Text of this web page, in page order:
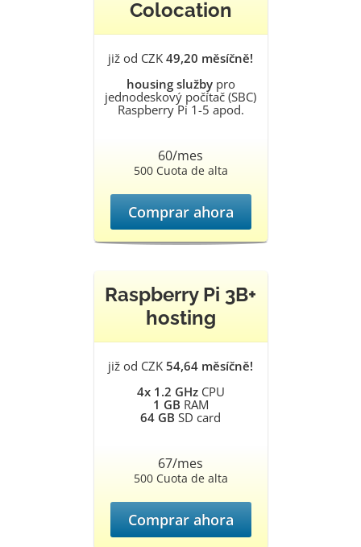
Colocation
již od CZK 49,20 měsíčně!
housing službypro
jednodeskový počítač (SBC)
Raspberry Pi 1-5 apod.
60/mes
500 Cuota de alta
Comprar ahora
Raspberry Pi 3B+
hosting
již od CZK 54,64 měsíčně!
4x 1.2 GHzCPU
1 GB RAM
64 GB SD card
67/mes
500 Cuota de alta
Comprar ahora